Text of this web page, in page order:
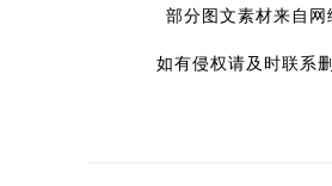
部分图文素材来自网
如有侵权请及时联系删